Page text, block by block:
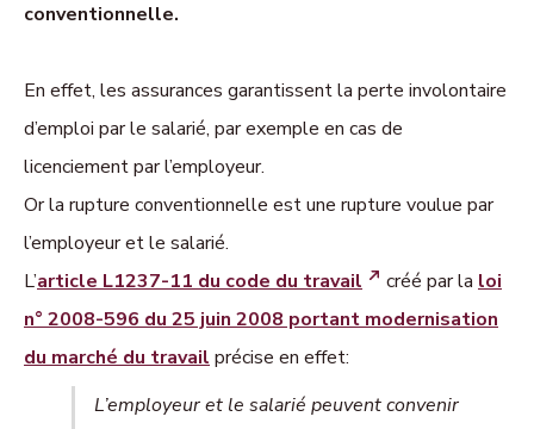
conventionnelle.
En effet, les assurances garantissent la perte involontaire
d’emploi par le salarié, par exemple en cas de
licenciement par l’employeur.
Or la rupture conventionnelle est une rupture voulue par
l’employeur et le salarié.
L’article L1237-11 du code du travail créé par la loi
n° 2008-596 du 25 juin 2008 portant modernisation
du marché du travail précise en effet:
L’employeur et le salarié peuvent convenir